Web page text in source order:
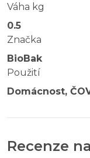
Váha kg
0.5
Značka
BioBak
Použití
Domácnost,
Recenze